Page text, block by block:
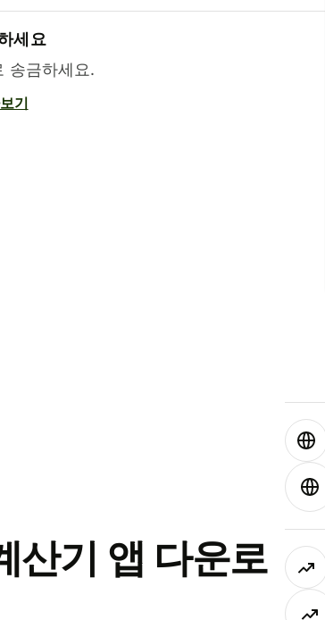
세요
송금하세요.
기
산기 앱 다운로